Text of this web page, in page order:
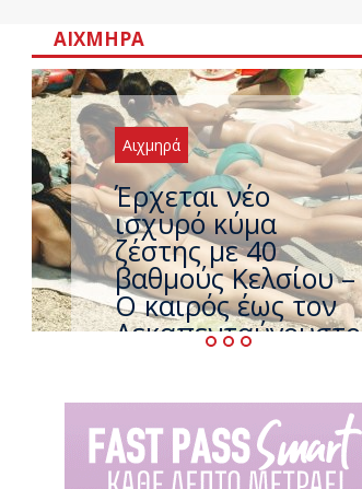
ΑΙΧΜΗΡΆ
Αιχμηρά
Έρχεται νέο
ισχυρό κύμα
ζέστης με 40
βαθμούς Κελσίου –
Ο καιρός έως τον
Δεκαπενταύγουστο